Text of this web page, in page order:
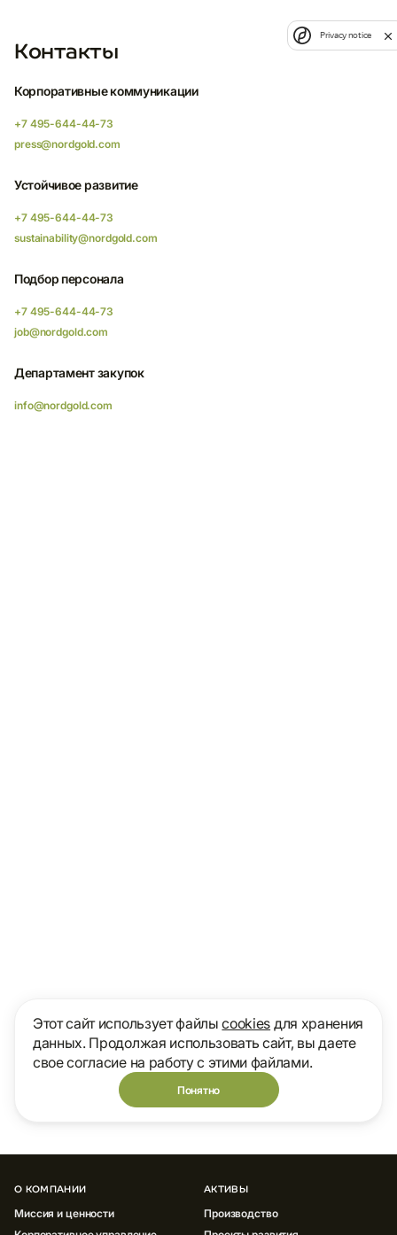
Контакты
Корпоративные коммуникации
+7 495-644-44-73
press@nordgold.com
Устойчивое развитие
+7 495-644-44-73
sustainability@nordgold.com
Подбор персонала
+7 495-644-44-73
job@nordgold.com
Департамент закупок
info@nordgold.com
Этот сайт использует файлыcookies для хранения
данных. Продолжая использовать сайт, вы даете
свое согласие на работу с этими файлами.
Понятно
О КОМПАНИИ
Миссия и ценности
АКТИВЫ
Производство
Privacy notice